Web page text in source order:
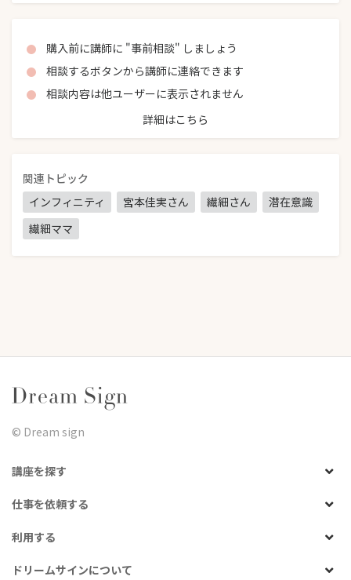
購入前に講師に "事前相談" しましょう
相談するボタンから講師に連絡できます
相談内容は他ユーザーに表示されません
詳細はこちら
関連トピック
インフィニティ
宮本佳実さん 繊細さん
潜在意識
繊細ママ
©︎ Dream sign
講座を探す
仕事を依頼する
利用する
ドリームサインについて